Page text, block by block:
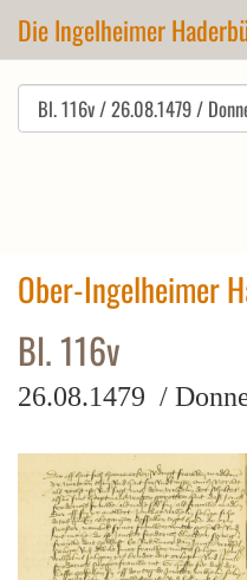
Die Ingelheimer
Ober-Ingelheimer
Bl. 116v
26.08.1479 /